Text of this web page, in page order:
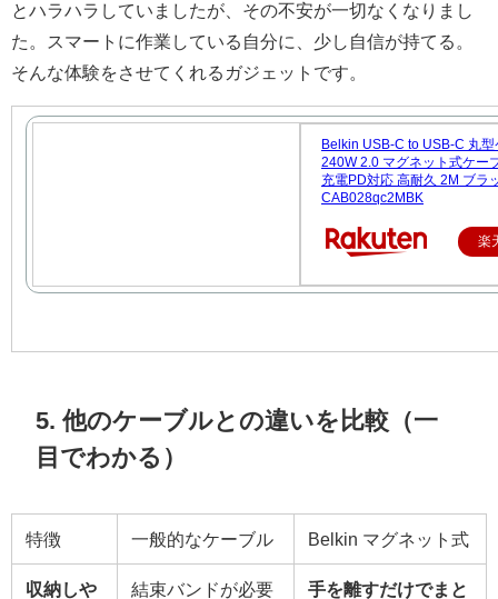
とハラハラしていましたが、その不安が一切なくなりまし
た。スマートに作業している自分に、少し自信が持てる。
そんな体験をさせてくれるガジェットです。
Belkin USB-C to USB-C 丸型
240W 2.0 マグネット式ケー
充電PD対応 高耐久 2M ブラ
CAB028qc2MBK
楽
5. 他のケーブルとの違いを比較（一
目でわかる）
特徴 一般的なケーブル Belkin マグネット式
収納しや
結束バンドが必要
手を離すだけでまと